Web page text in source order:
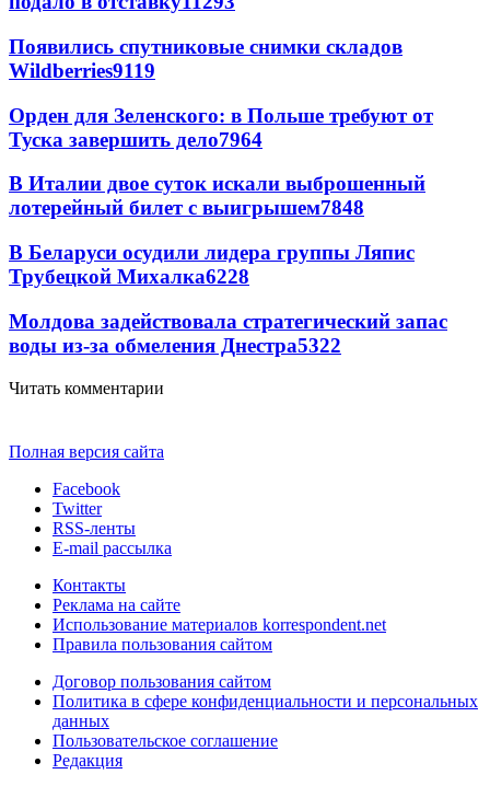
Появились спутниковые снимки складов
Wildberries9119
Орден для Зеленского: в Польше требуют от
Туска завершить дело7964
В Италии двое суток искали выброшенный
лотерейный билет с выигрышем7848
В Беларуси осудили лидера группы Ляпис
Трубецкой Михалка6228
Молдова задействовала стратегический запас
воды из-за обмеления Днестра5322
Читать комментарии
Полная версия сайта
Facebook
Twitter
RSS-ленты
E-mail рассылка
Контакты
Реклама на сайте
Использование материалов korrespondent.net
Правила пользования сайтом
Договор пользования сайтом
Политика в сфере конфиденциальности и персональных
данных
Пользовательское соглашение
Редакция